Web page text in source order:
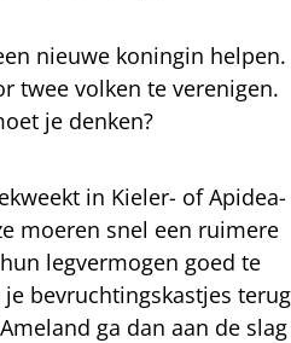
nieuwe koningin helpen.
twee volken te verenigen.
je denken?
in Kieler- of Apidea-
moeren snel een ruimere
legvermogen goed te
bevruchtingskastjes terug
ga dan aan de slag